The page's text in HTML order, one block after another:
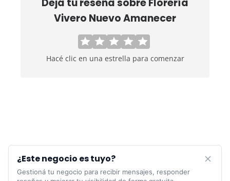
Vivero Nuevo Amanecer
Hacé clic en una estrella para comenzar
¿Este negocio es tuyo?
Gestioná tu negocio para recibir mensajes, responder